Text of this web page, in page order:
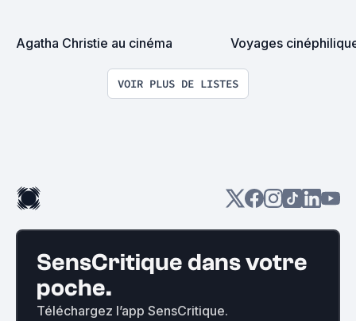
Agatha Christie au cinéma Voyages
VOIR PLUS DE LISTES
SensCritique dans votre
poche.
Téléchargez l’app SensCritique.